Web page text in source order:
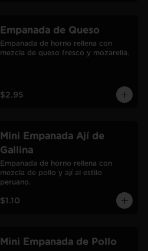
Empanada de Queso
Empanada de horno rellena con
mezcla de queso fresco y mozarella.
$2.95
Mini Empanada Ají de
Gallina
Empanada de horno rellena con
mezcla de pollo y ají al estilo
peruano.
$1.10
Mini Empanada de Pollo